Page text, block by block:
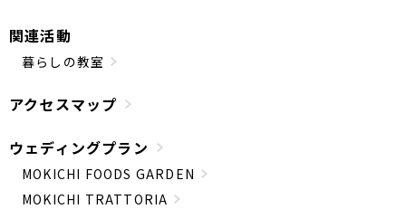
関連活動
暮らしの教室
アクセスマップ
ウェディングプラン
MOKICHI FOODS GARDEN
MOKICHI TRATTORIA